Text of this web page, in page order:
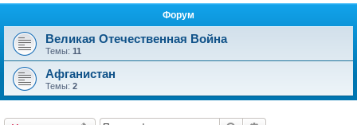
Форум
Великая Отечественная Война
Темы: 11
Афганистан
Темы: 2